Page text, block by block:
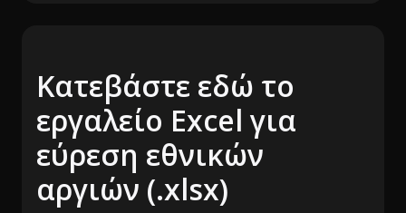
Κατεβάστε εδώ το
εργαλείο Excel για
εύρεση εθνικών
αργιών (.xlsx)